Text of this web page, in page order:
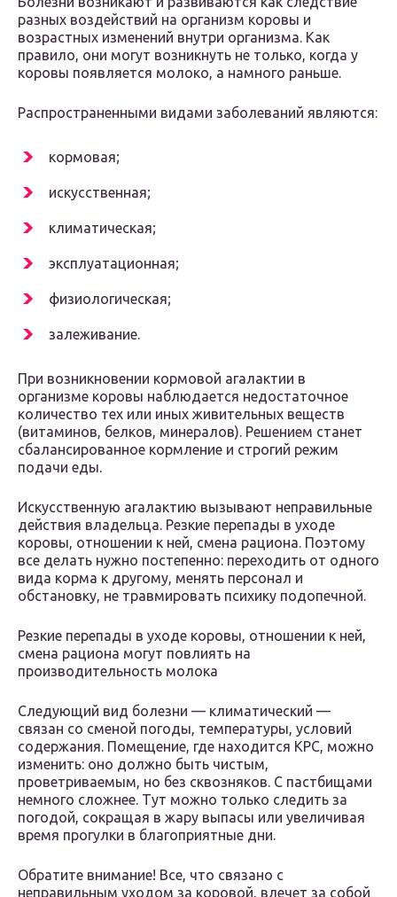
разных воздействий на организм коровы и
возрастных изменений внутри организма. Как
правило, они могут возникнуть не только, когда у
коровы появляется молоко, а намного раньше.
Распространенными видами заболеваний являются:
кормовая;
искусственная;
климатическая;
эксплуатационная;
физиологическая;
залеживание.
При возникновении кормовой агалактии в
организме коровы наблюдается недостаточное
количество тех или иных живительных веществ
(витаминов, белков, минералов). Решением станет
сбалансированное кормление и строгий режим
подачи еды.
Искусственную агалактию вызывают неправильные
действия владельца. Резкие перепады в уходе
коровы, отношении к ней, смена рациона. Поэтому
все делать нужно постепенно: переходить от одного
вида корма к другому, менять персонал и
обстановку, не травмировать психику подопечной.
Резкие перепады в уходе коровы, отношении к ней,
смена рациона могут повлиять на
производительность молока
Следующий вид болезни — климатический —
связан со сменой погоды, температуры, условий
содержания. Помещение, где находится КРС, можно
изменить: оно должно быть чистым,
проветриваемым, но без сквозняков. С пастбищами
немного сложнее. Тут можно только следить за
погодой, сокращая в жару выпасы или увеличивая
время прогулки в благоприятные дни.
Обратите внимание! Все, что связано с
неправильным уходом за коровой, влечет за собой